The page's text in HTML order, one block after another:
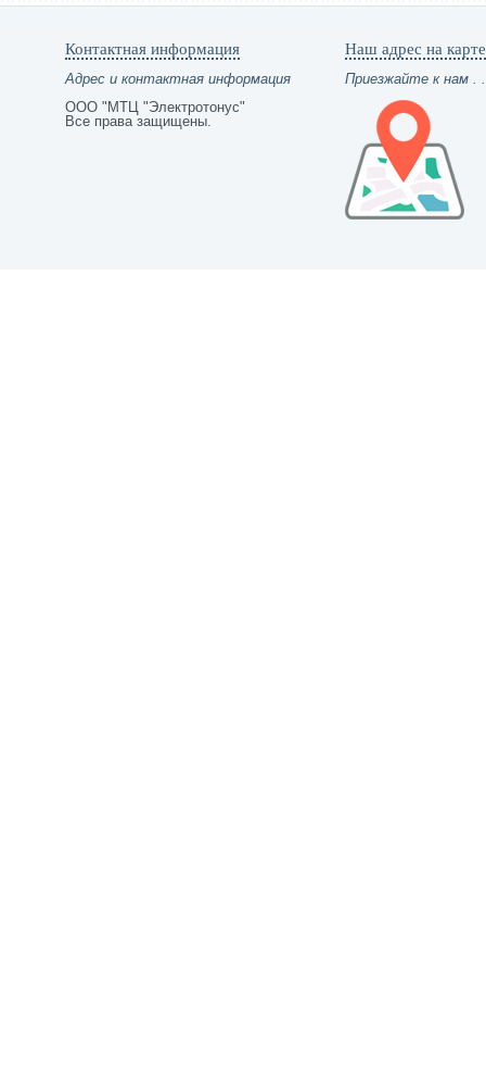
Контактная информация
Адрес и контактная информация
ООО "МТЦ "Электротонус"
Все права защищены.
Наш адрес на карте
Приезжайте к нам .